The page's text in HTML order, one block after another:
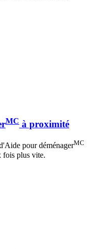
MC à proximité
pour déménagerMC
fois plus vite.